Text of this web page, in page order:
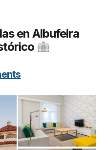
en Albufeira